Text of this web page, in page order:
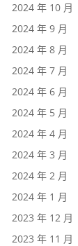
2024 年 10 月
2024 年 9 月
2024 年 8 月
2024 年 7 月
2024 年 6 月
2024 年 5 月
2024 年 4 月
2024 年 3 月
2024 年 2 月
2024 年 1 月
2023 年 12 月
2023 年 11 月